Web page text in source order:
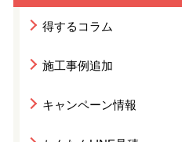
得するコラム
施工事例追加
キャンペーン情報